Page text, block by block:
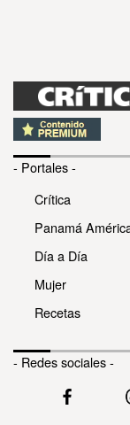
- Portales -
Crítica
Panamá
Día a Día
Mujer
Recetas
- Redes sociales -